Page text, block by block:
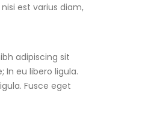
est varius diam,
adipiscing sit
eu libero ligula.
Fusce eget